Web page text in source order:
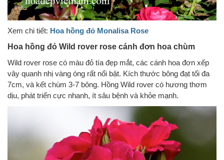
Xem chi tiết: Hoa hồng đỏ Monalisa Rose
Hoa hồng đỏ Wild rover rose cánh đơn hoa chùm
Wild rover rose có màu đỏ tía đẹp mắt, các cánh hoa đơn xếp
vây quanh nhị vàng óng rất nổi bật. Kích thước bông đạt tối đa
7cm, và kết chùm 3-7 bông. Hồng Wild rover có hương thơm
dịu, phát triển cực nhanh, ít sâu bệnh và khỏe mạnh.